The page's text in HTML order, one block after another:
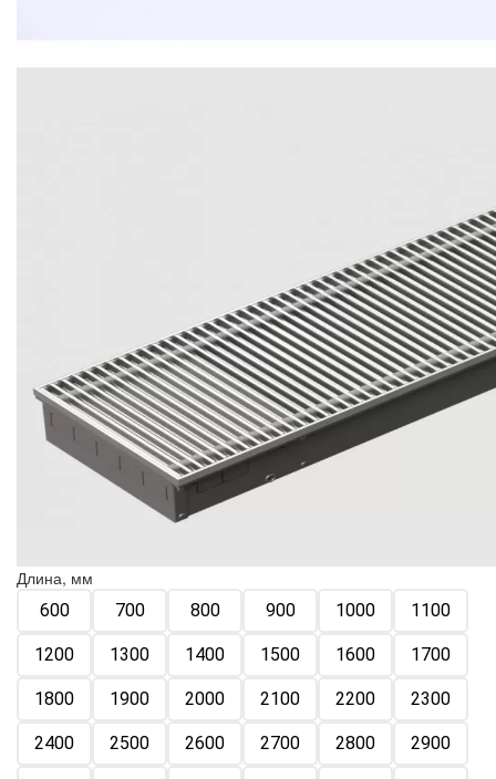
Длина, мм
600 700 800 900 1000 1100
1200 1300 1400 1500 1600 1700
1800 1900 2000 2100 2200 2300
2400 2500 2600 2700 2800 2900